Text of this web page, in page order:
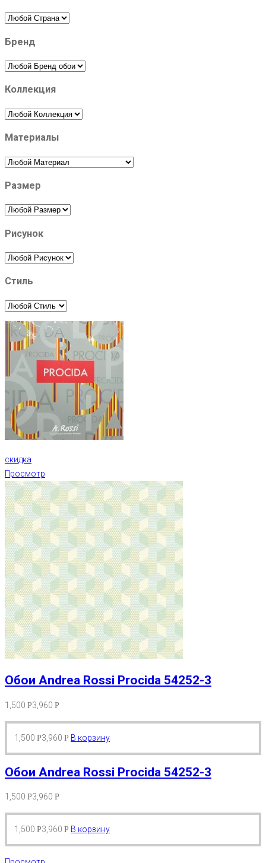
Бренд
Коллекция
Материалы
Размер
Рисунок
Стиль
скидка
Просмотр
Обои Andrea Rossi Procida 54252-3
1,500 Р3,960 Р
1,500 Р3,960 Р В корзину
Обои Andrea Rossi Procida 54252-3
1,500 Р3,960 Р
1,500 Р3,960 Р В корзину